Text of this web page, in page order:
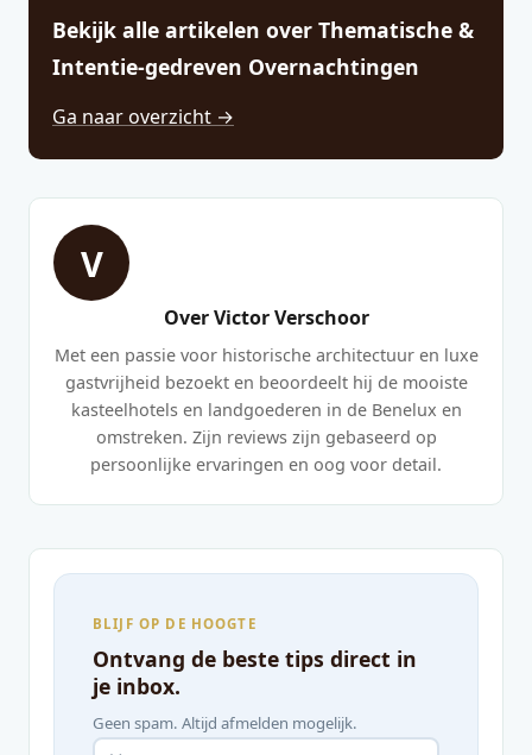
Bekijk alle artikelen over Thematische &
Intentie-gedreven Overnachtingen
Ga naar overzicht →
V
Over Victor Verschoor
Met een passie voor historische architectuur en luxe
gastvrijheid bezoekt en beoordeelt hij de mooiste
kasteelhotels en landgoederen in de Benelux en
omstreken. Zijn reviews zijn gebaseerd op
persoonlijke ervaringen en oog voor detail.
BLIJF OP DE HOOGTE
Ontvang de beste tips direct in
je inbox.
Geen spam. Altijd afmelden mogelijk.